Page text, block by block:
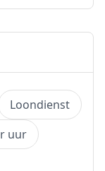
Loondienst
uur